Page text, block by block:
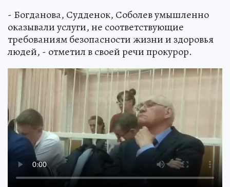
- Богданова, Судденок, Соболев умышленно
оказывали услуги, не соответствующие
требованиям безопасности жизни и здоровья
людей, - отметил в своей речи прокурор.